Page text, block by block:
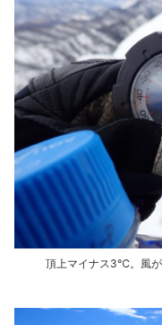
頂上マイナス3℃。風が